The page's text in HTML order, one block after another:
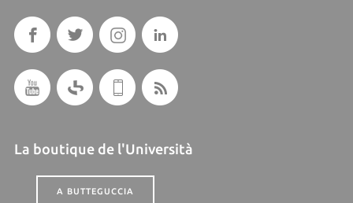
La boutique de l'Università
A BUTTEGUCCIA